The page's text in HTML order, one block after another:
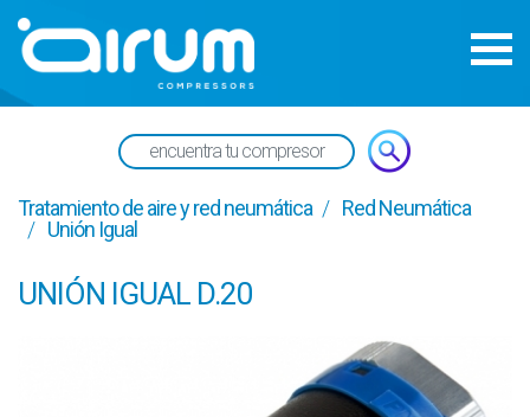
Tratamiento de aire y red neumática
Red Neumática
Unión Igual
UNIÓN IGUAL D.20